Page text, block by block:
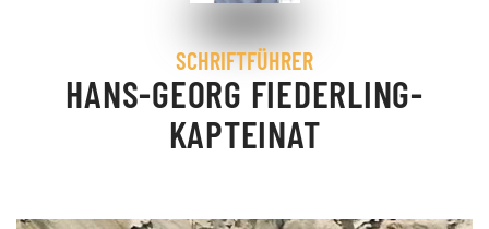
SCHRIFTFÜHRER
HANS-GEORG FIEDERLING-
KAPTEINAT